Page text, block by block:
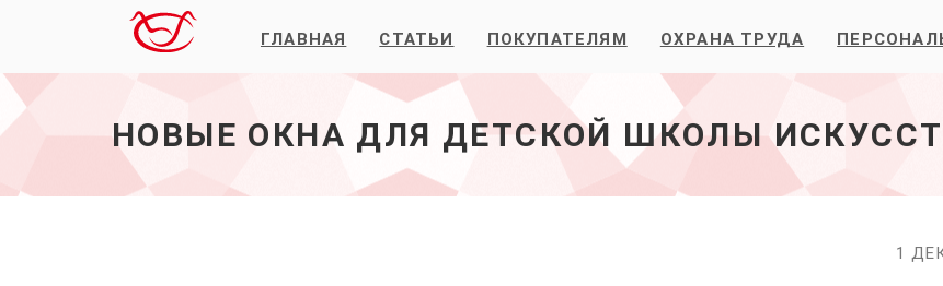
детской
школы
искусств
-
ГЛАВНАЯ СТАТЬИ ПОКУПАТЕЛЯМ ОХРАНА ТРУДА
НОВЫЕ ОКНА ДЛЯ ДЕТСКОЙ ШКОЛЫ
1